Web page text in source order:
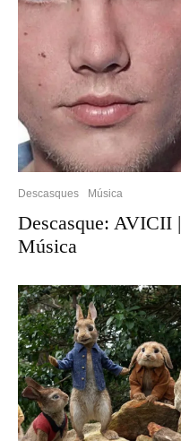
Descasques Música
Descasque: AVICII |
Música